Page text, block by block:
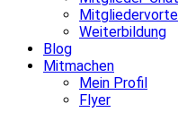
Weiterbildung
Blog
Mitmachen
Mein Profil
Flyer